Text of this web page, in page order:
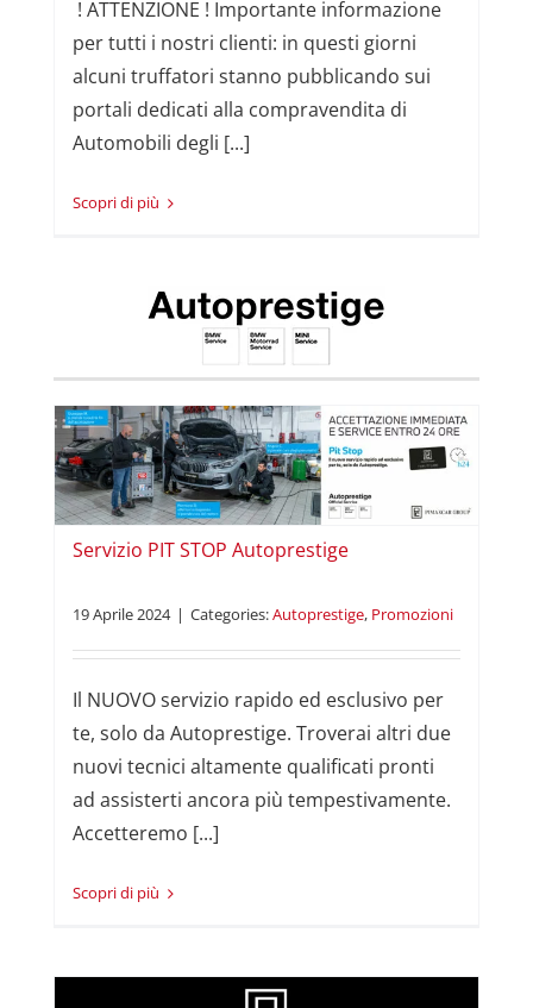
! ATTENZIONE ! Importante informazione
per tutti i nostri clienti: in questi giorni
alcuni truffatori stanno pubblicando sui
portali dedicati alla compravendita di
Automobili degli [...]
Read More
Servizio PIT STOP Autoprestige
19 Aprile 2024 | Categories:Autoprestige, Promozioni
Il NUOVO servizio rapido ed esclusivo per
te, solo da Autoprestige. Troverai altri due
nuovi tecnici altamente qualificati pronti
ad assisterti ancora più tempestivamente.
Accetteremo [...]
Read More